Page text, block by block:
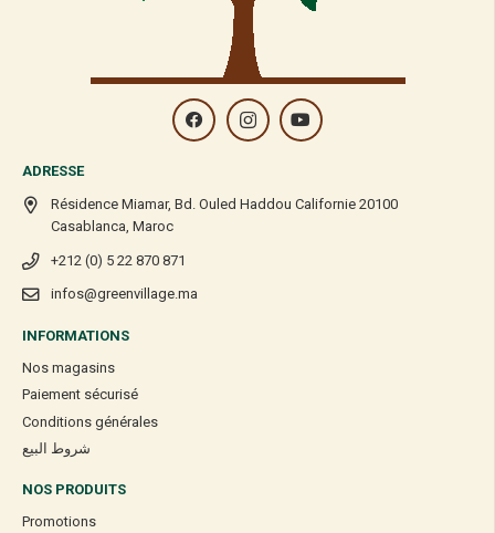
ADRESSE
Résidence Miamar, Bd. Ouled Haddou Californie 20100
Casablanca, Maroc
+212 (0) 5 22 870 871
infos@greenvillage.ma
INFORMATIONS
Nos magasins
Paiement sécurisé
Conditions générales
شروط البيع
NOS PRODUITS
Promotions